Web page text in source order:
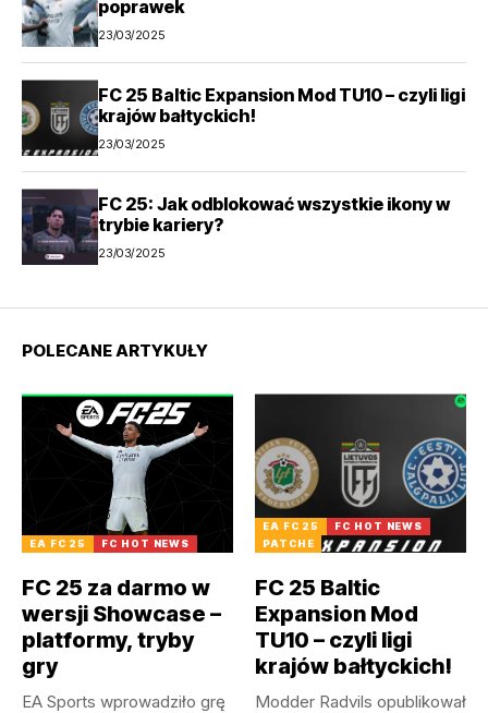
poprawek
23/03/2025
FC 25 Baltic Expansion Mod TU10 – czyli ligi
krajów bałtyckich!
23/03/2025
FC 25: Jak odblokować wszystkie ikony w
trybie kariery?
23/03/2025
POLECANE ARTYKUŁY
EA FC 25 FC HOT NEWS
FC 25 za darmo w
wersji Showcase –
platformy, tryby
gry
EA Sports wprowadziło grę
EA FC 25
FC HOT NEWS
PATCHE
FC 25 Baltic
Expansion Mod
TU10 – czyli ligi
krajów bałtyckich!
Modder Radvils opublikował